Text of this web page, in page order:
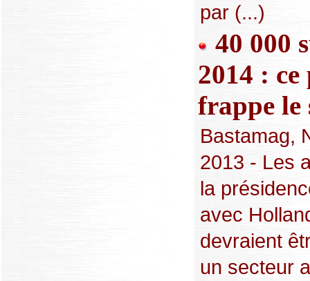
par (...)
40 000
2014 :
frappe le
Bastamag,
2013 - Les
la
avec
devraient
un secteur